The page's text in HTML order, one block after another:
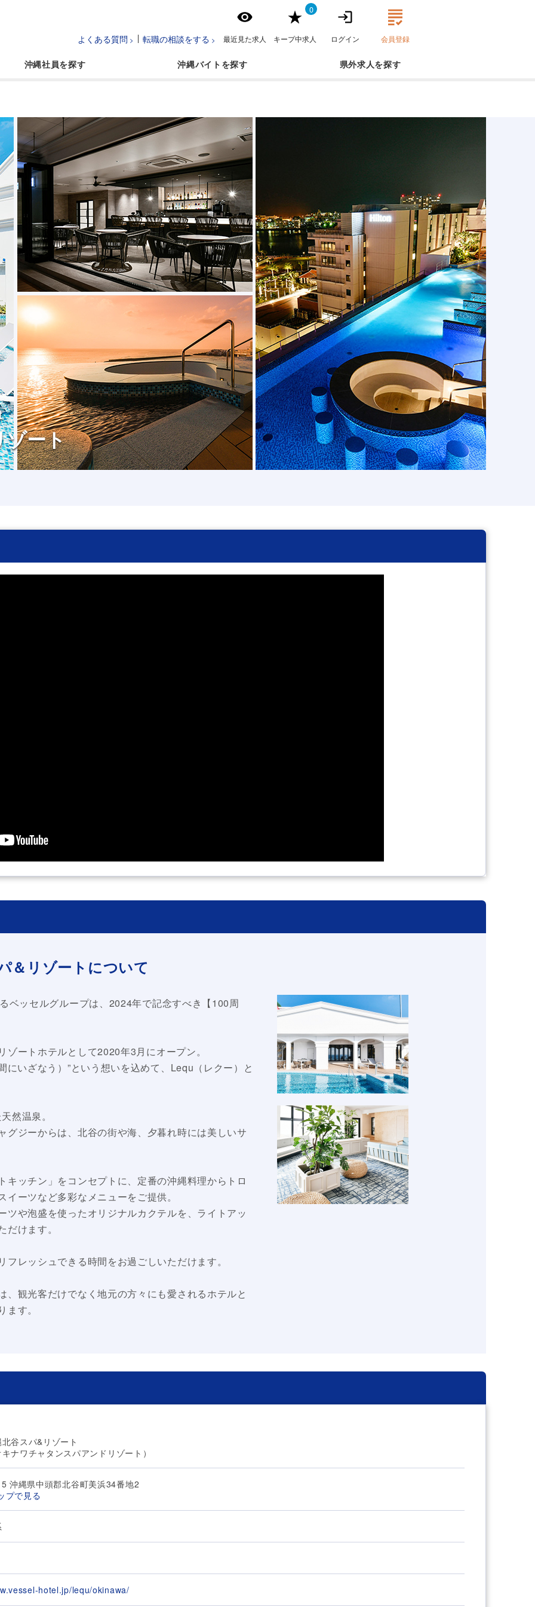
よくある質問 転職の相談をする 最近見た求人
0
キープ中求人 ログイン 会員登録
沖縄社員 沖縄バイト 県外求人
ゾート
＆リゾートについて
ベッセルグループは、2024年で記念すべき【100周
ートホテルとして2020年3月にオープン。
いざなう）”という想いを込めて、Lequ（レクー）と
然温泉。
グジーからは、北谷の街や海、夕暮れ時には美しいサ
キッチン」をコンセプトに、定番の沖縄料理からトロ
ーツなど多彩なメニューをご提供。
ツや泡盛を使ったオリジナルカクテルを、ライトアッ
けます。
レッシュできる時間をお過ごしいただけます。
、観光客だけでなく地元の方々にも愛されるホテルと
す。
谷スパ&リゾート
ナワチャタンスパアンドリゾート）
沖縄県中頭郡北谷町美浜34番地2
プで見る
hotel.jp/lequ/okinawa/